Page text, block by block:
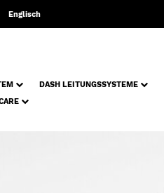
Englisch
DASH LEITUNGSSYSTEME